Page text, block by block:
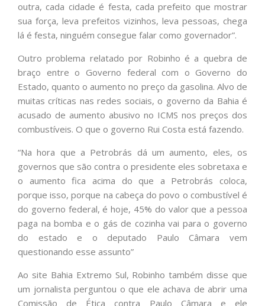
outra, cada cidade é festa, cada prefeito que mostrar
sua força, leva prefeitos vizinhos, leva pessoas, chega
lá é festa, ninguém consegue falar como governador”.
Outro problema relatado por Robinho é a quebra de
braço entre o Governo federal com o Governo do
Estado, quanto o aumento no preço da gasolina. Alvo de
muitas críticas nas redes sociais, o governo da Bahia é
acusado de aumento abusivo no ICMS nos preços dos
combustíveis. O que o governo Rui Costa está fazendo.
“Na hora que a Petrobrás dá um aumento, eles, os
governos que são contra o presidente eles sobretaxa e
o aumento fica acima do que a Petrobrás coloca,
porque isso, porque na cabeça do povo o combustível é
do governo federal, é hoje, 45% do valor que a pessoa
paga na bomba e o gás de cozinha vai para o governo
do estado e o deputado Paulo Câmara vem
questionando esse assunto”
Ao site Bahia Extremo Sul, Robinho também disse que
um jornalista perguntou o que ele achava de abrir uma
Comissão de Ética contra Paulo Câmara e ele